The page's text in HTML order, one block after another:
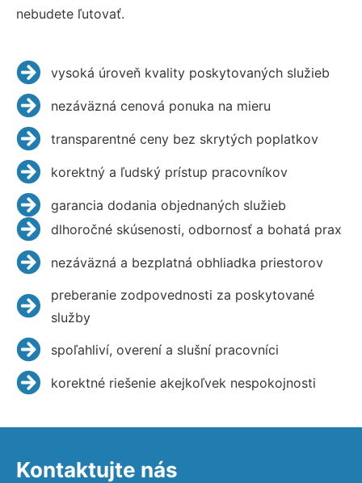
nebudete ľutovať.
vysoká úroveň kvality poskytovaných služieb
nezáväzná cenová ponuka na mieru
transparentné ceny bez skrytých poplatkov
korektný a ľudský prístup pracovníkov
garancia dodania objednaných služieb
dlhoročné skúsenosti, odbornosť a bohatá prax
nezáväzná a bezplatná obhliadka priestorov
preberanie zodpovednosti za poskytované
služby
spoľahliví, overení a slušní pracovníci
korektné riešenie akejkoľvek nespokojnosti
Kontaktujte nás